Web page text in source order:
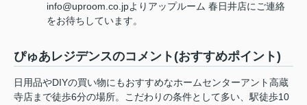
info@uproom.co.jpよりアップルーム 春日井店にご連絡
をお待ちしています。
ぴゅあレジデンスのコメント(おすすめポイント)
日用品やDIYの買い物にもおすすめなホームセンターアント高蔵
寺店まで徒歩6分の場所。こだわりの条件として多い、駅徒歩10